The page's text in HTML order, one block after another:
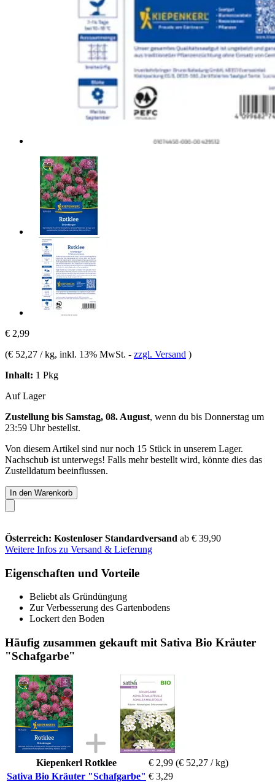
€ 2,99
(€ 52,27 / kg, inkl. 13% MwSt. - zzgl. Versand )
Inhalt: 1 Pkg
Auf Lager
Zustellung bis Samstag, 08. August, wenn du bis Donnerstag um
23:59 Uhrbestellst.
Von diesem Artikel sind nur noch 15 Stück in unserem Lager.
Nachschub ist unterwegs! Falls mehr bestellt wird, könnte dies das
Zustelldatum beeinflussen.
In den Warenkorb
Österreich: Kostenloser Standardversand ab € 39,90
Weitere Infos zu Versand & Lieferung
Eigenschaften und Vorteile
Beliebt als Gründüngung
Zur Verbesserung des Gartenbodens
Lockert den Boden
Häufig zusammen gekauft mit Sativa Bio Kräuter
"Schafgarbe"
Kiepenkerl Rotklee € 2,99 (€ 52,27 / kg)
Sativa Bio Kräuter "Schafgarbe" € 3,29